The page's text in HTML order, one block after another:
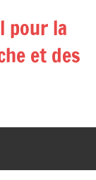
pour la
et des